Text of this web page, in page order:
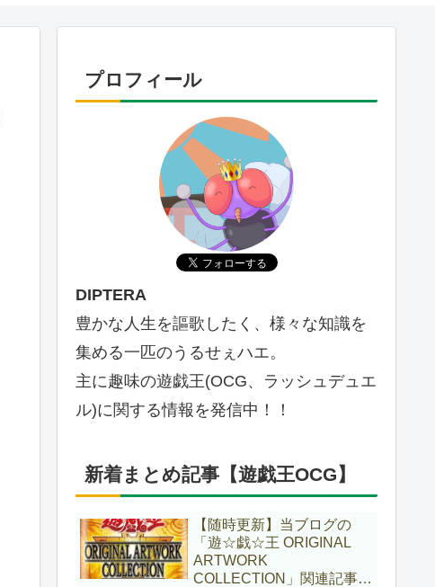
プロフィール
DIPTERA
豊かな人生を謳歌したく、様々な知識を
集める一匹のうるせぇハエ。
主に趣味の遊戯王(OCG、ラッシュデュエ
ル)に関する情報を発信中！！
新着まとめ記事【遊戯王OCG】
【随時更新】当ブログの
「遊☆戯☆王 ORIGINAL
ARTWORK
COLLECTION」関連記事や